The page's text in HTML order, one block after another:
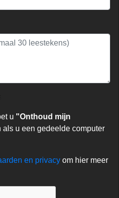
u "Onthoud mijn
als u een gedeelde computer
en privacy om hier meer